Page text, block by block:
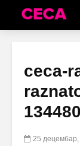
ceca-
25 децембар,